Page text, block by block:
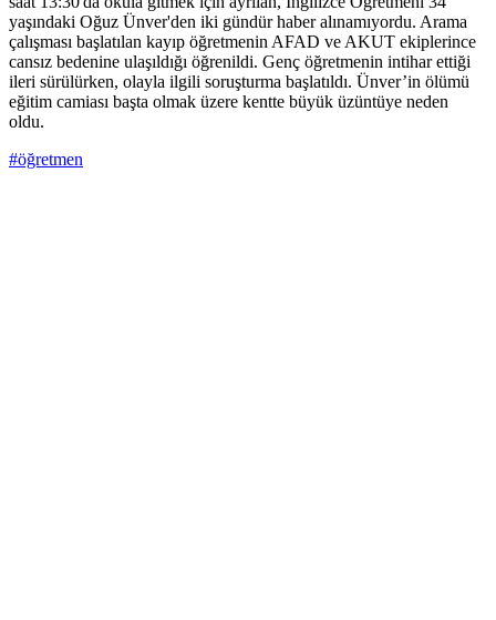
yaşındaki Oğuz Ünver'den iki gündür haber alınamıyordu. Arama
çalışması başlatılan kayıp öğretmenin AFAD ve AKUT ekiplerince
cansız bedenine ulaşıldığı öğrenildi. Genç öğretmenin intihar ettiği
ileri sürülürken, olayla ilgili soruşturma başlatıldı. Ünver’in ölümü
eğitim camiası başta olmak üzere kentte büyük üzüntüye neden
oldu.
#öğretmen